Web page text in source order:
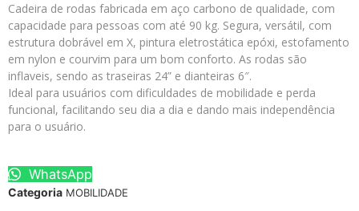
Cadeira de rodas fabricada em aço carbono de qualidade, com
capacidade para pessoas com até 90 kg. Segura, versátil, com
estrutura dobrável em X, pintura eletrostática epóxi, estofamento
em nylon e courvim para um bom conforto. As rodas são
inflaveis, sendo as traseiras 24” e dianteiras 6″.
Ideal para usuários com dificuldades de mobilidade e perda
funcional, facilitando seu dia a dia e dando mais independência
para o usuário.
WhatsApp
Categoria MOBILIDADE